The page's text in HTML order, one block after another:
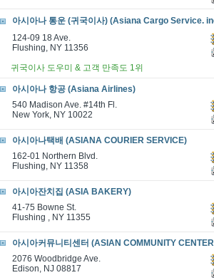
아시아나 통운 (귀국이사) (Asiana Cargo Service.
124-09 18 Ave.
Flushing, NY 11356
귀국이사 도우미 & 고객 만족도 1위
아시아나 항공 (Asiana Airlines)
540 Madison Ave. #14th Fl.
New York, NY 10022
아시아나택배 (ASIANA COURIER SERVICE)
162-01 Northern Blvd.
Flushing, NY 11358
아시아잔치집 (ASIA BAKERY)
41-75 Bowne St.
Flushing , NY 11355
아시아커뮤니티센터 (ASIAN COMMUNITY
2076 Woodbridge Ave.
Edison, NJ 08817